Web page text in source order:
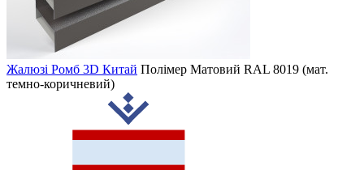
Жалюзі Ромб 3D Китай Полімер Матовий RAL 8019 (мат.
темно-коричневий)